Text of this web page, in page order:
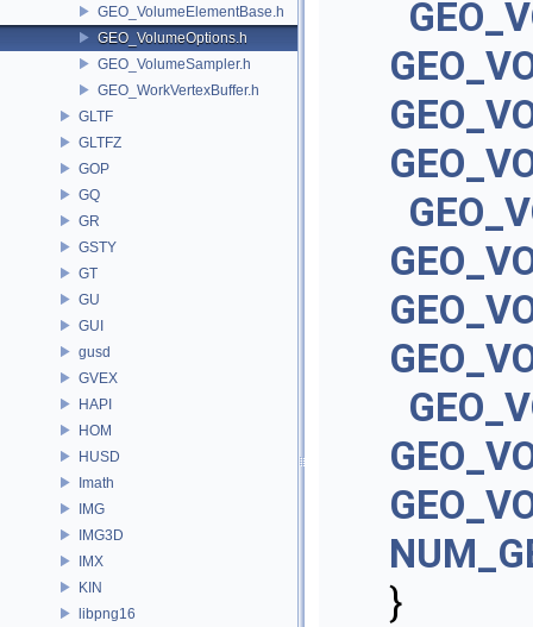
GEO_VolumeElementBase.h
GEO_VolumeOptions.h
GEO_VolumeSampler.h
GEO_WorkVertexBuffer.h
GLTF
GLTFZ
GOP
GQ
GR
GSTY
GT
GU
GUI
gusd
GVEX
HAPI
HOM
HUSD
Imath
IMG
IMG3D
IMX
KIN
libpng16
}